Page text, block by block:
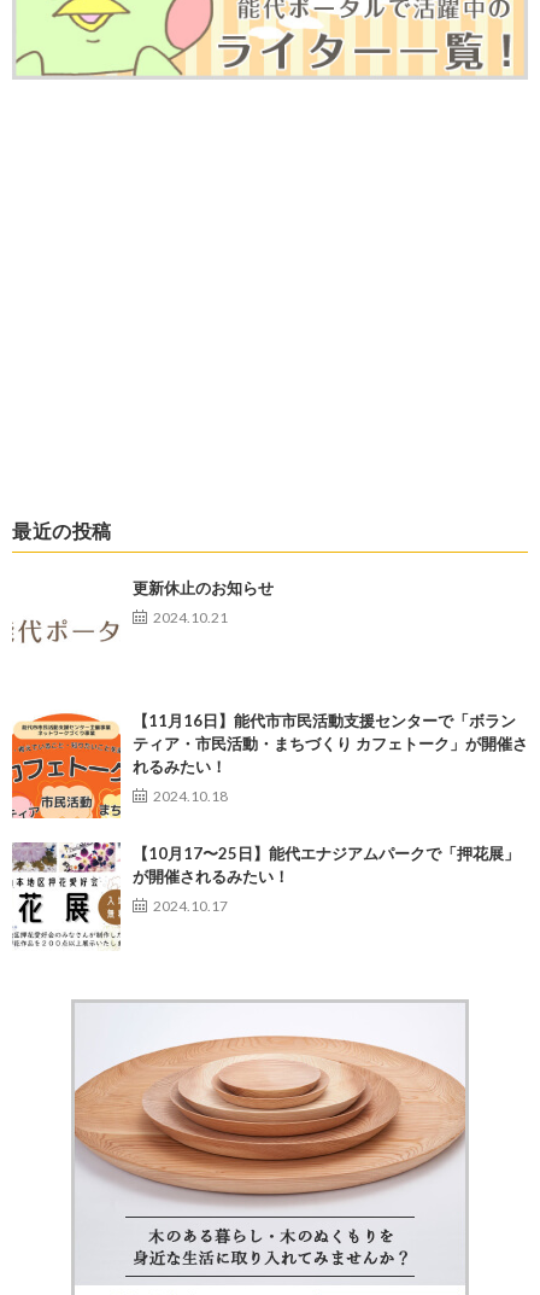
最近の投稿
更新休止のお知らせ
2024.10.21
【11月16日】能代市市民活動支援センターで「ボラン
ティア・市民活動・まちづくり カフェトーク」が開催さ
れるみたい！
2024.10.18
【10月17〜25日】能代エナジアムパークで「押花展」
が開催されるみたい！
2024.10.17